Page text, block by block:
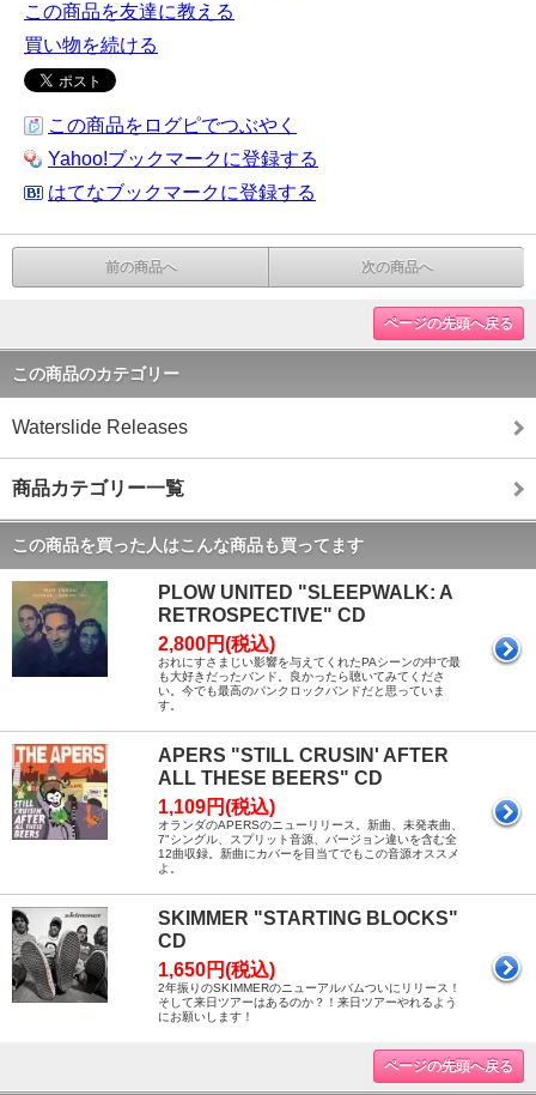
この商品を友達に教える
買い物を続ける
この商品をログピでつぶやく
Yahoo!ブックマークに登録する
はてなブックマークに登録する
前の商品へ 次の商品へ
ページの先頭へ戻る
この商品のカテゴリー
Waterslide Releases
商品カテゴリー一覧
この商品を買った人はこんな商品も買ってます
PLOW UNITED "SLEEPWALK: A
RETROSPECTIVE" CD
2,800円(税込)
おれにすさまじい影響を与えてくれたPAシーンの中で最
も大好きだったバンド。良かったら聴いてみてくださ
い。今でも最高のパンクロックバンドだと思っていま
す。
APERS "STILL CRUSIN' AFTER
ALL THESE BEERS" CD
1,109円(税込)
オランダのAPERSのニューリリース。新曲、未発表曲、
7"シングル、スプリット音源、バージョン違いを含む全
12曲収録。新曲にカバーを目当てでもこの音源オススメ
よ。
SKIMMER "STARTING BLOCKS"
CD
1,650円(税込)
2年振りのSKIMMERのニューアルバムついにリリース！
そして来日ツアーはあるのか？！来日ツアーやれるよう
にお願いします！
ページの先頭へ戻る